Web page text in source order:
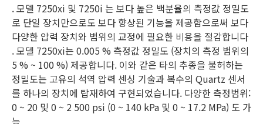
. 모델 7250xi 및 7250i 는 보다 높은 백분율의 측정값 정밀도
로 단일 장치만으로도 보다 향상된 기능을 제공함으로써 보다
다양한 압력 장치와 범위의 교정에 필요한 비용을 절감합니다
. 모델 7250xi는 0.005 % 측정값 정밀도 (장치의 측정 범위의
5 % ~ 100 %) 제공합니다. 이와 같은 타의 추종을 불허하는
정밀도는 고유의 석역 압력 센싱 기술과 복수의 Quartz 센서
를 하나의 장치에 탑재하여 구현되었습니다. 다양한 측정범위:
0 ~ 20 및 0 ~ 2 500 psi (0 ~ 140 kPa 및 0 ~ 17.2 MPa) 도 가
능